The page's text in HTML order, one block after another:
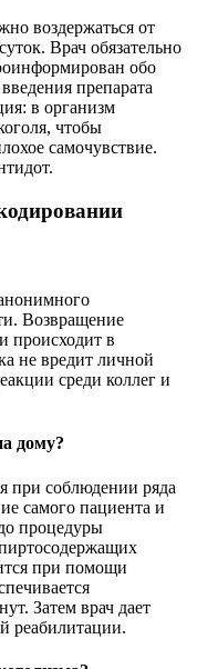
воздержаться от
Врач обязательно
обо
препарата
в организм
чтобы
самочувствие.
Возвращение
происходит в
не вредит личной
среди коллег и
дому?
при соблюдении ряда
самого пациента и
процедуры
при помощи
Затем врач дает
реабилитации.